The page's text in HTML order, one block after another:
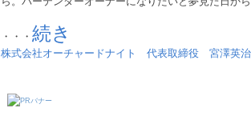
・・・ 続き
株式会社オーチャードナイト 代表取締役 宮澤英治